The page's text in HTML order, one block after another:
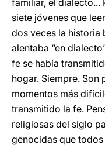
familiar, el dialecto...
siete jóvenes que
dos veces la historia
alentaba “en
fe se había
hogar. Siempre. Son
momentos más
transmitido la fe.
religiosas del siglo
genocidas que